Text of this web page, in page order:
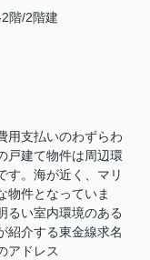
階/2階建
用支払いのわずらわ
戸建て物件は周辺環
す。海が近く、マリ
物件となっていま
るい室内環境のある
紹介する東金線求名
アドレス